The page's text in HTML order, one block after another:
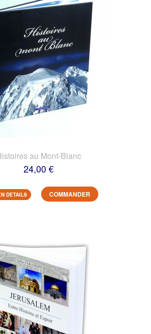
au Mont-Blanc
24,00 €
DETAILS COMMANDER